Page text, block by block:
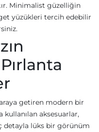
Minimalist güzelliğin
yüzükleri tercih edebilir
getiren modern bir
aksesuarlar,
detayla lüks bir görünüm